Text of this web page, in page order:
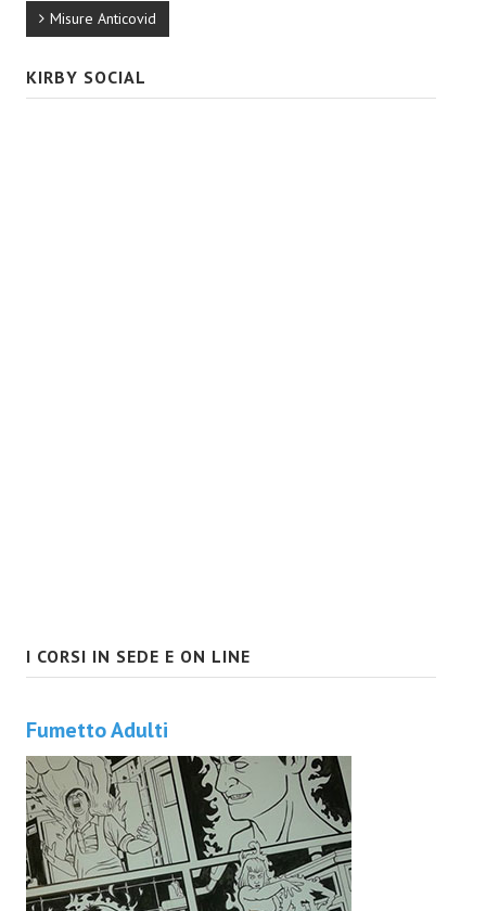
Misure Anticovid
KIRBY SOCIAL
I CORSI IN SEDE E ON LINE
Fumetto Adulti